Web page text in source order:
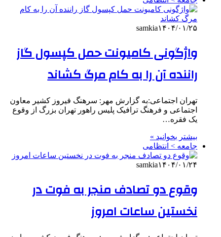
samkia۱۴۰۴/۰۱/۲۵
واژگونی کامیونت حمل کپسول گاز
راننده آن را به کام مرگ کشاند
تهران اجتماعی:به گزارش مهر: سرهنگ فیروز کشیر معاون
اجتماعی و فرهنگ ترافیک پلیس راهور تهران بزرگ از وقوع
یک فقره…
بیشتر بخوانید »
جامعه > انتظامی
samkia۱۴۰۴/۰۱/۲۴
وقوع دو تصادف منجر به فوت در
نخستین ساعات امروز